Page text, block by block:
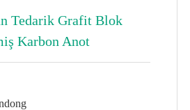
Tedarik Grafit Blok
Karbon Anot